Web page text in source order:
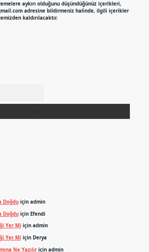
aykırı olduğunu düşündüğünüz içerikleri,
adresine bildirmeniz halinde, ilgili içerikler
kaldırılacaktır.
Doğduiçin admin
Doğduiçin Efendi
Yer Miiçin admin
Yer Miiçin Derya
Ne Yazılıriçin admin